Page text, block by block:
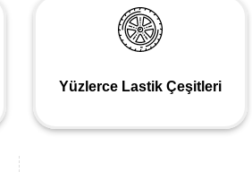
Yüzlerce Lastik Çeşitleri